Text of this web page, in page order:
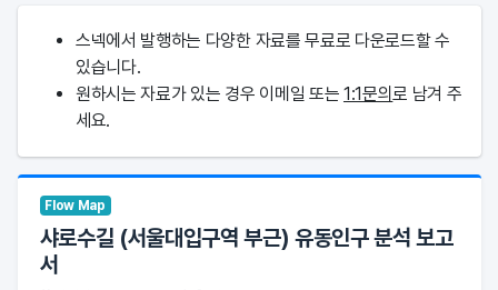
스넥에서 발행하는 다양한 자료를 무료로 다운로드할 수
있습니다.
원하시는 자료가 있는 경우 이메일 또는 1:1문의로 남겨 주
세요.
Flow Map
샤로수길 (서울대입구역 부근) 유동인구 분석 보고
서